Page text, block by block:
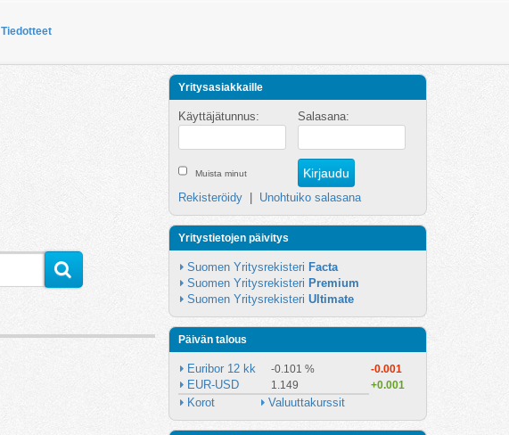
Tiedotteet
Yritysasiakkaille
Käyttäjätunnus: Salasana:
Muista minut
Rekisteröidy Unohtuiko salasana
Yritystietojen päivitys
Suomen Yritysrekisteri Facta
Suomen Yritysrekisteri Premium
Suomen Yritysrekisteri Ultimate
Päivän talous
Euribor 12 kk -0.101 % -0.001
EUR-USD 1.149 +0.001
Korot Valuuttakurssit